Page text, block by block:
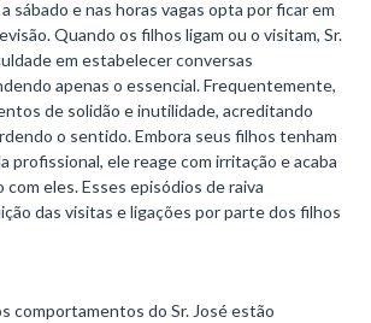
sábado e nas horas vagas opta por ficar em
Quando os filhos ligam ou o visitam, Sr.
em estabelecer conversas
apenas o essencial. Frequentemente,
de solidão e inutilidade, acreditando
o sentido. Embora seus filhos tenham
profissional, ele reage com irritação e acaba
eles. Esses episódios de raiva
das visitas e ligações por parte dos filhos
comportamentos do Sr. José estão